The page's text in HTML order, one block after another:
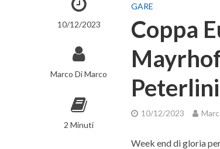
10/12/2023
Marco Di Marco
2 Minuti
GARE
Coppa
Peterlini
10/12/2023
Week end di gloria